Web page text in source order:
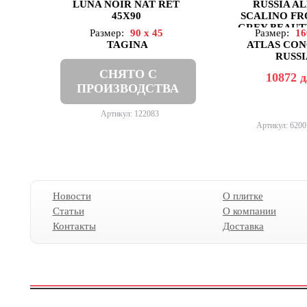
AVRORIA
AZARAKHSH
AZTECA
AZULIBER
AZUVI
BELLAVISTA
BELMAR
BESTILE
BLUSTYLE
LUNA NOIR NAT RET
45X90
Размер:
90 x 45
TAGINA
СНЯТО С
ПРОИЗВОДСТВА
Артикул: 122083
RUSSIA
SCALINO
GREYРазмер:
ATLAS
10872 д
Артикул:
Новости
Статьи
Контакты
О плитке
О компании
Доставка